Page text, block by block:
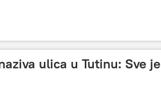
ulica u Tutinu: Sve je